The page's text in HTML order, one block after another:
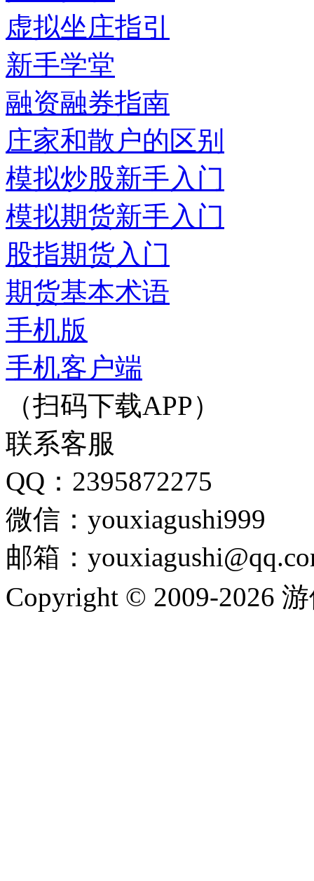
虚拟坐庄指引
新手学堂
融资融券指南
庄家和散户的区别
模拟炒股新手入门
模拟期货新手入门
股指期货入门
期货基本术语
手机版
手机客户端
（扫码下载APP）
联系客服
QQ：2395872275
微信：youxiagushi999
邮箱：
Copyright © 2009-2026